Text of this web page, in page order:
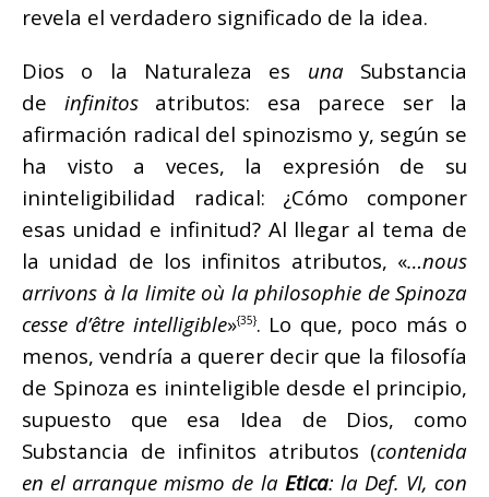
revela el verdadero significado de la idea.
Dios o la Naturaleza es una Substancia
de infinitosatributos: esa parece ser la
afirmación radical del spinozismo y, según se
ha visto a veces, la expresión de su
ininteligibilidad radical: ¿Cómo componer
esas unidad e infinitud? Al llegar al tema de
la unidad de los infinitos atributos, «…nous
arrivons à la limite où la philosophie de Spinoza
cesse d’être intelligible»{35}. Lo que, poco más o
menos, vendría a querer decir que la filosofía
de Spinoza es ininteligible desde el principio,
supuesto que esa Idea de Dios, como
Substancia de infinitos atributos (contenida
en el arranque mismo de la Etica: la Def. VI, con